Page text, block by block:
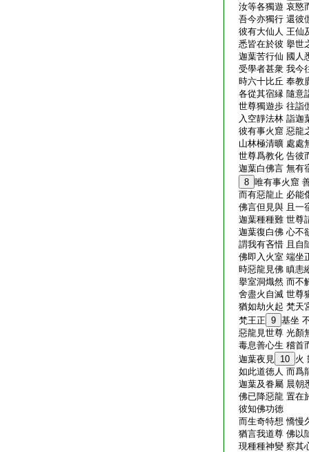
汝等各獨遊 哀愍
吾今亦獨行 還彼
彼有大仙人 王仙
悉皆在於彼 擧世
迦葉苦行仙 國人
受學者甚衆 我今
時六十比丘 奉教
各從其宿縁 隨意
世尊獨遊歩 往詣
入空靜法林 詣迦
彼有事火窟 惡龍
山林極清曠 處處
世尊爲教化 告彼
迦葉白佛言 無有
8 唯有事火窟
而有惡龍止 必能
佛言但見與 且一
迦葉種種難 世尊
迦葉復白佛 心不
謂我有吝惜 且自
佛即入火室 端坐
時惡龍見佛 瞋恚
擧室洞熾然 而不
舍盡火自滅 世尊
猶如劫火起 梵天
梵王正 9 基坐
惡龍見世尊 光顏
毒息善心生 稽首
迦葉夜見 10 火
如此道徳人 而爲
迦葉及眷屬 晨朝
佛已降惡龍 置在
彼知佛功徳
而生奇特想 憍慢
猶言我道尊 佛以
現種種神變 察其